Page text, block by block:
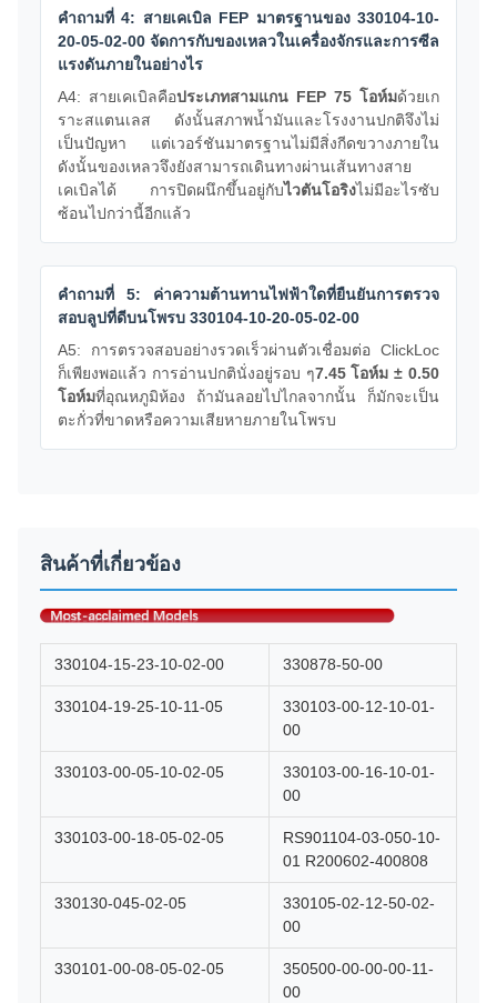
คำถามที่ 4: สายเคเบิล FEP มาตรฐานของ 330104-10-
20-05-02-00 จัดการกับของเหลวในเครื่องจักรและการซีล
แรงดันภายในอย่างไร
A4: สายเคเบิลคือประเภทสามแกน FEP 75 โอห์มด้วยเก
ราะสแตนเลส ดังนั้นสภาพน้ำมันและโรงงานปกติจึงไม่
เป็นปัญหา แต่เวอร์ชันมาตรฐานไม่มีสิ่งกีดขวางภายใน
ดังนั้นของเหลวจึงยังสามารถเดินทางผ่านเส้นทางสาย
เคเบิลได้ การปิดผนึกขึ้นอยู่กับไวตันโอริงไม่มีอะไรซับ
ซ้อนไปกว่านี้อีกแล้ว
คำถามที่ 5: ค่าความต้านทานไฟฟ้าใดที่ยืนยันการตรวจ
สอบลูปที่ดีบนโพรบ 330104-10-20-05-02-00
A5: การตรวจสอบอย่างรวดเร็วผ่านตัวเชื่อมต่อ ClickLoc
ก็เพียงพอแล้ว การอ่านปกตินั่งอยู่รอบ ๆ7.45 โอห์ม ± 0.50
โอห์มที่อุณหภูมิห้อง ถ้ามันลอยไปไกลจากนั้น ก็มักจะเป็น
ตะกั่วที่ขาดหรือความเสียหายภายในโพรบ
สินค้าที่เกี่ยวข้อง
330104-15-23-10-02-00 330878-50-00
330104-19-25-10-11-05
330103-00-12-10-01-
00
330103-00-05-10-02-05
330103-00-16-10-01-
00
330103-00-18-05-02-05
RS901104-03-050-10-
01 R200602-400808
330130-045-02-05
330105-02-12-50-02-
00
330101-00-08-05-02-05
350500-00-00-00-11-
00